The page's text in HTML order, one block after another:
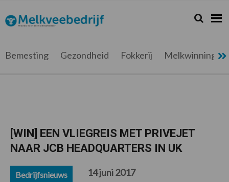
de
hoofdnavigatie
de
hoofd
de
eerste
de
voettekst
Melkveebedrijf.be
Nieuws
melkveehouder
Zoeken...
Zoek
Bemesting Gezondheid Fokkerij Melkwinning
[WIN] EEN VLIEGREIS MET PRIVEJET
NAAR JCB HEADQUARTERS IN UK
Bedrijfsnieuws 14 juni 2017